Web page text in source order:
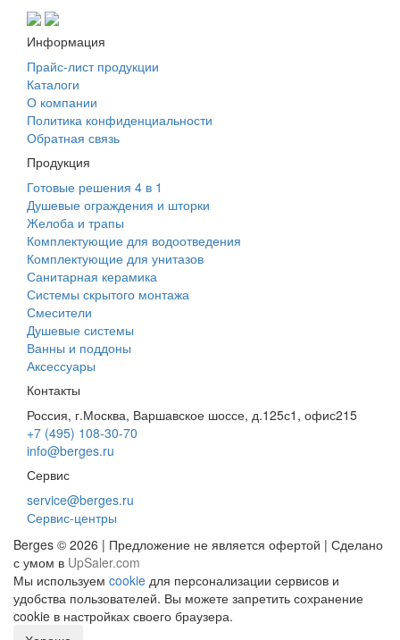
Информация
Прайс-лист продукции
Каталоги
О компании
Политика конфиденциальности
Обратная связь
Продукция
Готовые решения 4 в 1
Душевые ограждения и шторки
Желоба и трапы
Комплектующие для водоотведения
Комплектующие для унитазов
Санитарная керамика
Системы скрытого монтажа
Смесители
Душевые системы
Ванны и поддоны
Аксессуары
Контакты
Россия, г.Москва, Варшавское шоссе, д.125с1, офис215
+7 (495) 108-30-70
info@berges.ru
Сервис
service@berges.ru
Сервис-центры
Berges © 2026 | Предложение не является офертой | Сделано
с умом в UpSaler.com
Мы используем cookie для персонализации сервисов и
удобства пользователей. Вы можете запретить сохранение
cookie в настройках своего браузера.